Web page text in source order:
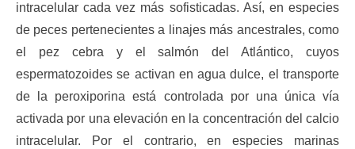
intracelular cada vez más sofisticadas. Así, en especies
de peces pertenecientes a linajes más ancestrales, como
el pez cebra y el salmón del Atlántico, cuyos
espermatozoides se activan en agua dulce, el transporte
de la peroxiporina está controlada por una única vía
activada por una elevación en la concentración del calcio
intracelular. Por el contrario, en especies marinas